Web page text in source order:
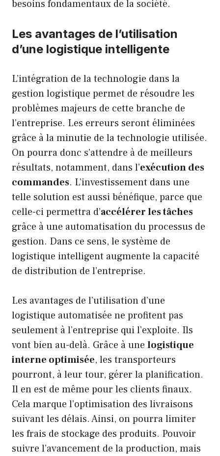
besoins fondamentaux de la société.
Les avantages de l’utilisation
d’une logistique intelligente
L’intégration de la technologie dans la
gestion logistique permet de résoudre les
problèmes majeurs de cette branche de
l’entreprise. Les erreurs seront éliminées
grâce à la minutie de la technologie utilisée.
On pourra donc s’attendre à de meilleurs
résultats, notamment, dans l’exécution des
commandes. L’investissement dans une
telle solution est aussi bénéfique, parce que
celle-ci permettra d’accélérer les tâches
grâce à une automatisation du processus de
gestion. Dans ce sens, le système de
logistique intelligent augmente la capacité
de distribution de l’entreprise.
Les avantages de l’utilisation d’une
logistique automatisée ne profitent pas
seulement à l’entreprise qui l’exploite. Ils
vont bien au-delà. Grâce à une logistique
interne optimisée, les transporteurs
pourront, à leur tour, gérer la planification.
Il en est de même pour les clients finaux.
Cela marque l’optimisation des livraisons
suivant les délais. Ainsi, on pourra limiter
les frais de stockage des produits. Pouvoir
suivre l’avancement de la production, mais